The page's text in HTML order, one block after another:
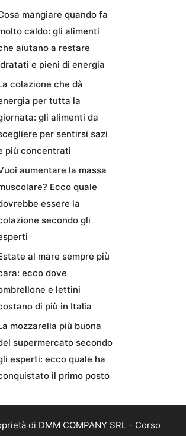
mangiare quando fa
caldo: gli alimenti
aiutano a restare
e pieni di energia
colazione che dà
per tutta la
gli alimenti da
per sentirsi sazi
più concentrati
aumentare la massa
Ecco quale
essere la
secondo gli
al mare sempre più
ecco dove
e lettini
di più in Italia
mozzarella più buona
supermercato secondo
esperti: ecco quale ha
il primo posto
di DMM COMPANY SRL - Corso